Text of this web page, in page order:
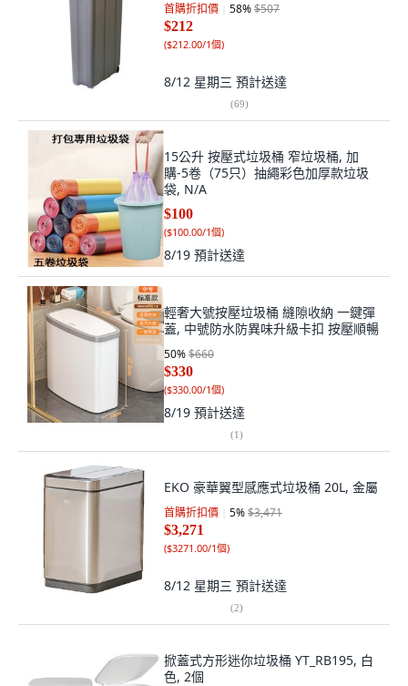
首購折扣價 58%$507
$212
($212.00/1個)
8/12 星期三 預計送達
(69)
15公升 按壓式垃圾桶 窄垃圾桶, 加
購-5卷（75只）抽繩彩色加厚款垃圾
袋, N/A
$100
($100.00/1個)
8/19 預計送達
輕奢大號按壓垃圾桶 縫隙收納 一鍵彈
蓋, 中號防水防異味升級卡扣 按壓順暢
50%$660
$330
($330.00/1個)
8/19 預計送達
(1)
EKO 豪華翼型感應式垃圾桶 20L, 金屬
首購折扣價 5%$3,471
$3,271
($3271.00/1個)
8/12 星期三 預計送達
(2)
掀蓋式方形迷你垃圾桶 YT_RB195, 白
色, 2個